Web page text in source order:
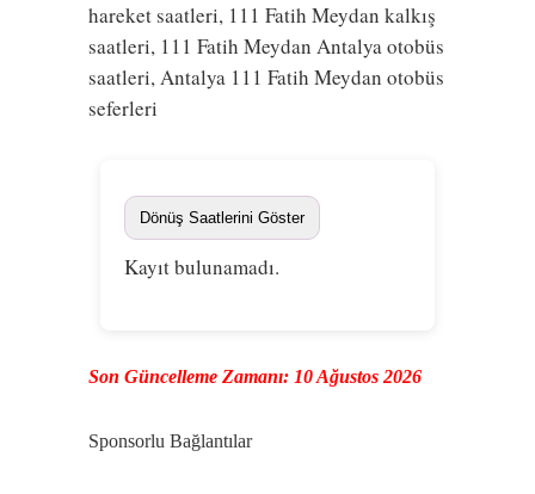
hareket saatleri, 111 Fatih Meydan kalkış
saatleri, 111 Fatih Meydan Antalya otobüs
saatleri, Antalya 111 Fatih Meydan otobüs
seferleri
Dönüş Saatlerini Göster
Kayıt bulunamadı.
Son Güncelleme Zamanı: 10 Ağustos 2026
Sponsorlu Bağlantılar